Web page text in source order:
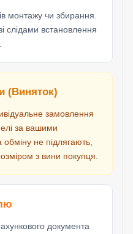
монтажу чи збирання.
слідами встановлення
(Виняток)
замовлення
за вашими
не підлягають,
з вини покупця.
документа